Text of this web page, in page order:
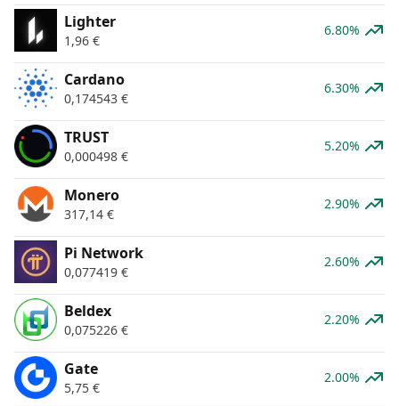
Lighter
1,96 €
6.80%
Cardano
0,174543 €
6.30%
TRUST
0,000498 €
5.20%
Monero
317,14 €
2.90%
Pi Network
0,077419 €
2.60%
Beldex
0,075226 €
2.20%
Gate
5,75 €
2.00%